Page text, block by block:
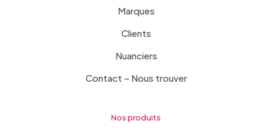
Marques
Clients
Nuanciers
Contact – Nous trouver
Nos produits